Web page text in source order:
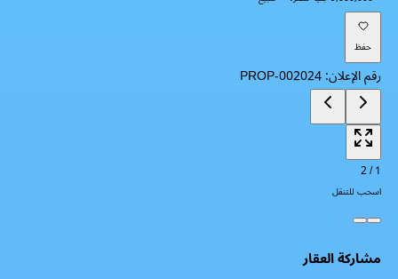
حفظ
رقم الإعلان:
PROP-002024
1
/
2
اسحب للتنقل
مشاركة العقار